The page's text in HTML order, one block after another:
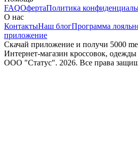
FAQОфертаПолитика
О нас
КонтактыНаш блогПрограмма
приложение
Скачай приложение и получи 5000
Интернет-магазин кроссовок,
ООО "Статус". 2026. Все права